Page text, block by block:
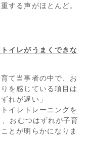
する声がほとんど。
イレがうまくできな
て当事者の中で、お
を感じている項目は
れが遅い」
イレトレーニングを
おむつはずれが子育
とが明らかになりま